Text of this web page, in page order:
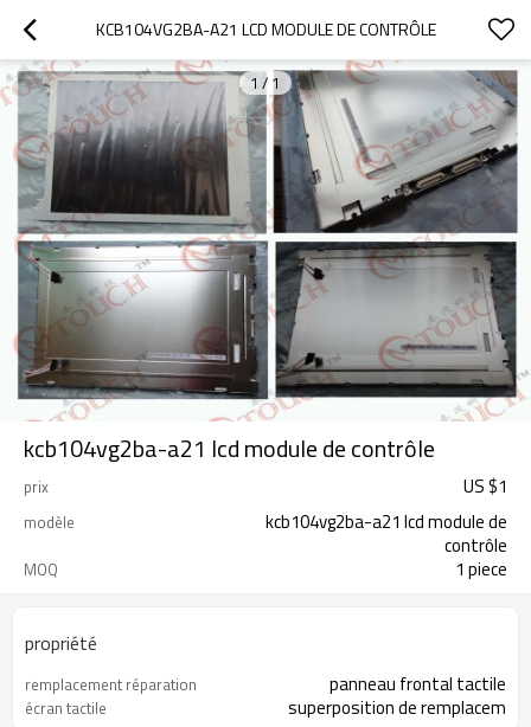
KCB104VG2BA-A21 LCD MODULE DE CONTRÔLE
1 / 1
kcb104vg2ba-a21 lcd module de contrôle
prix US $1
modèle
kcb104vg2ba-a21 lcd module de
contrôle
MOQ 1 piece
propriété
remplacement réparation
écran tactile
panneau frontal tactile
superposition de remplacem